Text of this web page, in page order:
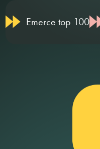
Emerce top 100